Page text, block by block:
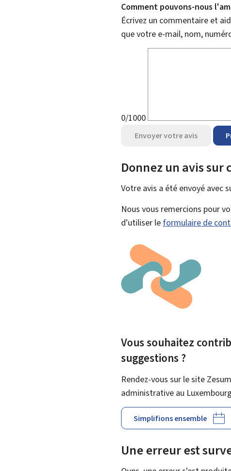
Comment pouvons-nous
Écrivez un commentaire et
que votre e-mail, nom,
0/1000
Envoyer votre avis
Donnez un avis sur
Votre avis a été envoyé avec
Nous vous remercions pour
d'utiliser le formulaire de
Vous souhaitez
suggestions ?
Rendez-vous sur le site
administrative au
Simplifions ensemble
Une erreur est